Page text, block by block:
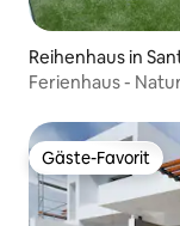
Reihenhaus in
Ferienhaus -
Gäste-Favorit
Gäste-Favorit